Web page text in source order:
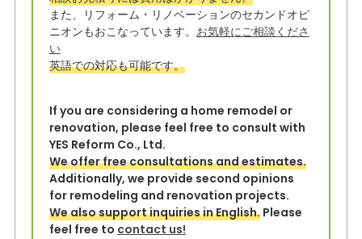
r o
o
k
また、リフォーム・リノベーションのセカンドオピ
ニオンもおこなっています。 お気軽にご相談くださ
い
英語での対応も可能です。
If you are considering a home remodel or
renovation, please feel free to consult with
YES Reform Co., Ltd.
We offer free consultations and estimates.
Additionally, we provide second opinions
for remodeling and renovation projects.
We also support inquiries in English.Please
feel free to contact us!